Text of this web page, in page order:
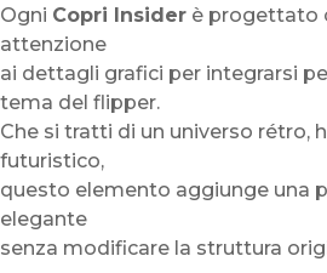
Ogni Copri Insider è progettato
attenzione
ai dettagli grafici per integrarsi
tema del flipper.
Che si tratti di un universo rétro,
futuristico,
questo elemento aggiunge una
elegante
senza modificare la struttura